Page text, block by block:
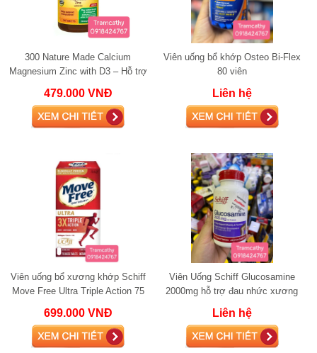
300 Nature Made Calcium
Magnesium Zinc with D3 – Hỗ trợ
tổng thể
479.000 VNĐ
Viên uống bổ khớp Osteo Bi-Flex
80 viên
Liên hệ
Viên uống bổ xương khớp Schiff
Move Free Ultra Triple Action 75
699.000 VNĐ
Viên Uống Schiff Glucosamine
2000mg hỗ trợ đau nhức xương
Liên hệ